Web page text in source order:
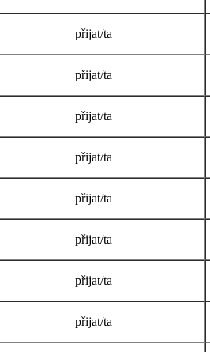
přijat/ta
přijat/ta
přijat/ta
přijat/ta
přijat/ta
přijat/ta
přijat/ta
přijat/ta